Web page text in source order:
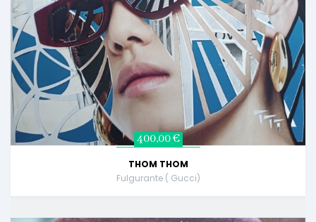
400,00 €
THOM THOM
Fulgurante ( Gucci)